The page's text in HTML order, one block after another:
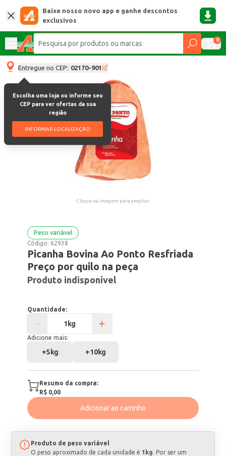
Baixe nosso novo app e ganhe descontos
exclusivos
0
Entregue no CEP: 02170-901
Escolha uma loja ou informe seu
CEP para ver ofertas da sua
região
INFORMAR LOCALIZAÇÃO
Clique na imagem para ampliar.
Peso variável
Código: 62938
Picanha Bovina Ao Ponto Resfriada
Preço por quilo na peça
Produto indisponível
Quantidade:
Adicione mais:
+5kg +10kg
Resumo da compra:
R$ 0,00
Adicionar ao carrinho
Produto de peso variável
O peso aproximado de cada unidade é 1kg. Por ser um